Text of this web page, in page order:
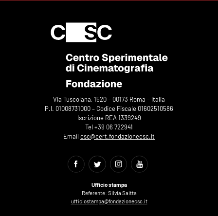
Via Tuscolana, 1520 – 00173 Roma – Italia
P.I. 01008731000 – Codice Fiscale 01602510586
Iscrizione REA 1339249
Tel +39 06 722941
Email csc@cert.fondazionecsc.it
Ufficio stampa
Referente: Silvia Saitta
ufficiostampa@fondazionecsc.it